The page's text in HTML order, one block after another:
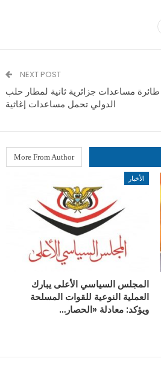
NEXT POST
مساعدات جزائرية ثانية لمطار حلب
الدولي تحمل مساعدات إغاثية
More From Author
الأخبار
المجلس السياسي الأعلى يبارك
العملية النوعية للقوات المسلحة
ويؤكد: معادلة «الحصار…